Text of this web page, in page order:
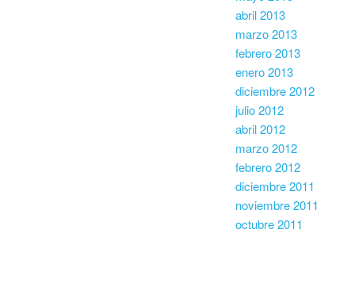
abril 2013
marzo 2013
febrero 2013
enero 2013
diciembre 2012
julio 2012
abril 2012
marzo 2012
febrero 2012
diciembre 2011
noviembre 2011
octubre 2011